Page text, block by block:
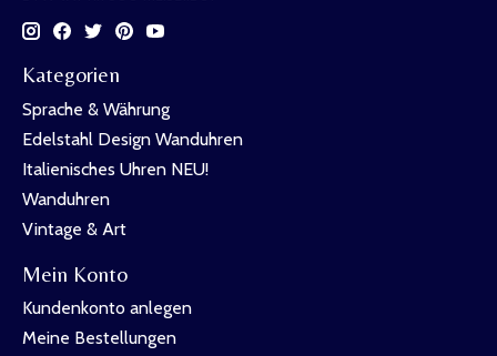
Kategorien
Sprache & Währung
Edelstahl Design Wanduhren
Italienisches Uhren NEU!
Wanduhren
Vintage & Art
Mein Konto
Kundenkonto anlegen
Meine Bestellungen